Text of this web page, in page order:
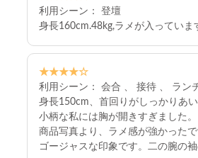
利用シーン： 登壇
身長160cm.48kg,ラメが入っていま
★★★★☆
利用シーン： 会合 、 接待 、 ラン
身長150cm、首回りがしっかりあい
小柄な私には胸が開きすぎました。
商品写真より、ラメ感が強かったで
ゴージャスな印象です。二の腕の